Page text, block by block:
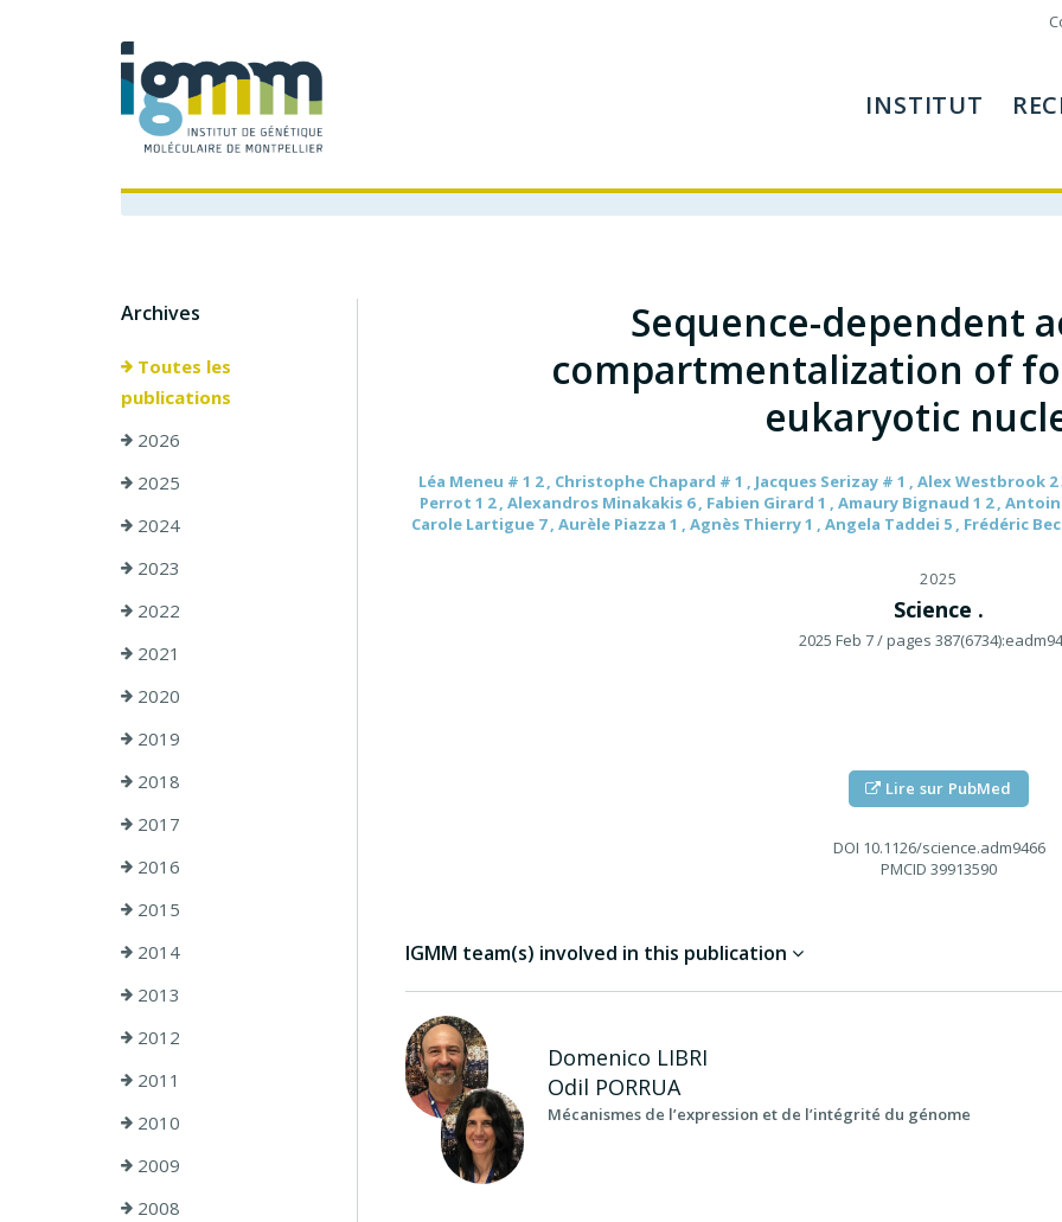
INSTITUT
Archives
Toutes les
publications
2026
2025
2024
2023
2022
2021
2020
2019
2018
2017
2016
2015
2014
2013
2012
2011
2010
2009
2008
Sequence-dependent
compartmentalization of
eukaryotic
Léa Meneu # 1 2 , Christophe Chapard # 1 , Jacques Serizay # 1 , Alex Westbrook
Perrot 1 2 , Alexandros Minakakis 6 , Fabien Girard 1 , Amaury Bignaud 1 2 ,
Carole Lartigue 7 , Aurèle Piazza 1 , Agnès Thierry 1 , Angela Taddei 5 , Frédéric
2025
Science .
2025 Feb 7/ pages
Lire sur PubMed
DOI 10.1126/science.adm9466
PMCID 39913590
IGMM team(s) involved in this publication
Domenico LIBRI
Odil PORRUA
Mécanismes de l’expression et de l’intégrité du génome